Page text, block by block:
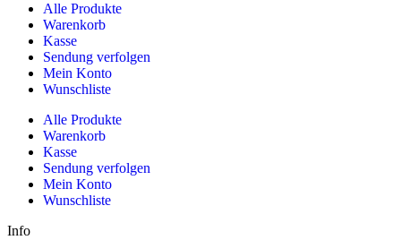
Alle Produkte
Warenkorb
Kasse
Sendung verfolgen
Mein Konto
Wunschliste
Alle Produkte
Warenkorb
Kasse
Sendung verfolgen
Mein Konto
Wunschliste
Info